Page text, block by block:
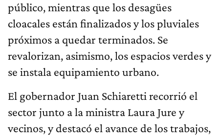
público, mientras que los desagües
cloacales están finalizados y los pluviales
próximos a quedar terminados. Se
revalorizan, asimismo, los espacios verdes y
se instala equipamiento urbano.
El gobernador Juan Schiaretti recorrió el
sector junto a la ministra Laura Jure y
vecinos, y destacó el avance de los trabajos,